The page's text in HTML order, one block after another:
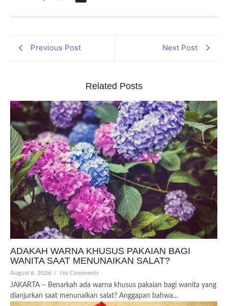
Previous Post Next Post
Related Posts
ADAKAH WARNA KHUSUS PAKAIAN BAGI
WANITA SAAT MENUNAIKAN SALAT?
August 6, 2026 / No Comments
JAKARTA – Benarkah ada warna khusus pakaian bagi wanita yang
dianjurkan saat menunaikan salat? Anggapan bahwa...